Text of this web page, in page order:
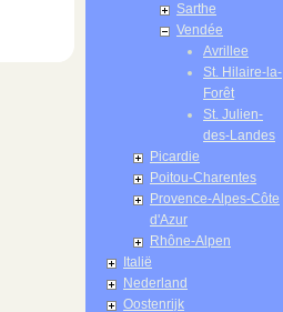
Sarthe
Vendée
Avrillee
St. Hilaire-la-
Forêt
St. Julien-
des-Landes
Picardie
Poitou-Charentes
Provence-Alpes-Côte
d'Azur
Rhône-Alpen
Italië
Nederland
Oostenrijk